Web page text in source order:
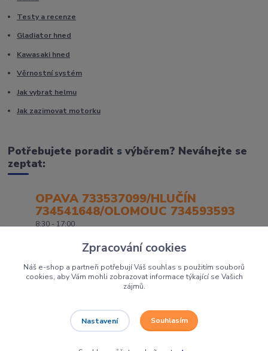
Testy a recenze
Gladiator hned
Kawasaki hned
Věrnostní systém
Jak vybrat helmu
Jak zazimovat motorku
Potřebujete poradit s výběrem? Neváhejte se
zeptat:
OPAVA 733537099/HLUČÍN
734541648/OLOMOUC 734593593
8:30 - 17:00
Největší prodejce motorek, čtyřkolek a skútrů na Severní Moravě to je
Zpracování cookies
Náš e-shop a partneři potřebují Váš souhlas s použitím souborů
cookies, aby Vám mohli zobrazovat informace týkající se Vašich
zájmů.
Nastavení Souhlasím